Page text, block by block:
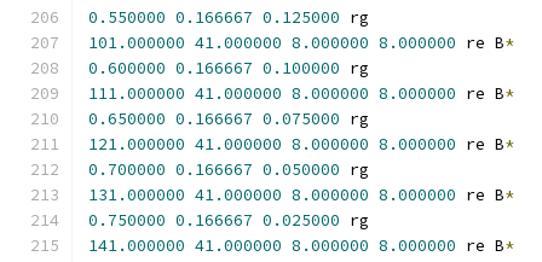
0.550000 0.166667 0.125000 rg
101.000000 41.000000 8.000000 8.000000 re B*
0.600000 0.166667 0.100000 rg
111.000000 41.000000 8.000000 8.000000 re B*
0.650000 0.166667 0.075000 rg
121.000000 41.000000 8.000000 8.000000 re B*
0.700000 0.166667 0.050000 rg
131.000000 41.000000 8.000000 8.000000 re B*
0.750000 0.166667 0.025000 rg
141.000000 41.000000 8.000000 8.000000 re B*